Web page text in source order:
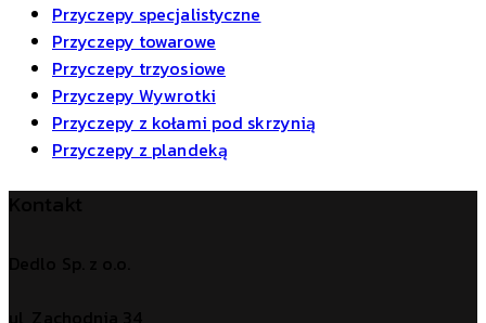
Przyczepy specjalistyczne
Przyczepy towarowe
Przyczepy trzyosiowe
Przyczepy Wywrotki
Przyczepy z kołami pod skrzynią
Przyczepy z plandeką